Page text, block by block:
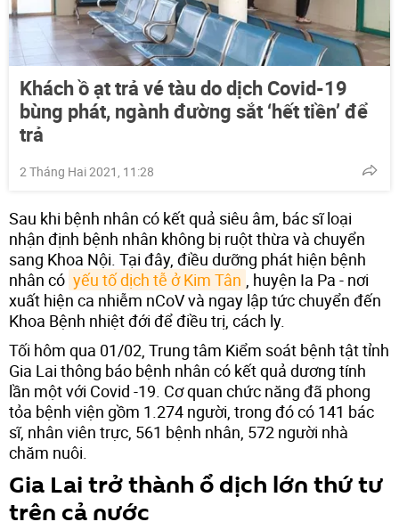
Khách ồ ạt trả vé tàu do dịch Covid-19
bùng phát, ngành đường sắt ‘hết tiền’ để
trả
2 Tháng Hai 2021, 11:28
Sau khi bệnh nhân có kết quả siêu âm, bác sĩ loại
nhận định bệnh nhân không bị ruột thừa và chuyển
sang Khoa Nội. Tại đây, điều dưỡng phát hiện bệnh
nhân có yếu tố dịch tễ ở Kim Tân
, huyện Ia Pa - nơi
xuất hiện ca nhiễm nCoV và ngay lập tức chuyển đến
Khoa Bệnh nhiệt đới để điều trị, cách ly.
Tối hôm qua 01/02, Trung tâm Kiểm soát bệnh tật tỉnh
Gia Lai thông báo bệnh nhân có kết quả dương tính
lần một với Covid -19. Cơ quan chức năng đã phong
tỏa bệnh viện gồm 1.274 người, trong đó có 141 bác
sĩ, nhân viên trực, 561 bệnh nhân, 572 người nhà
chăm nuôi.
Gia Lai trở thành ổ dịch lớn thứ tư
trên cả nước